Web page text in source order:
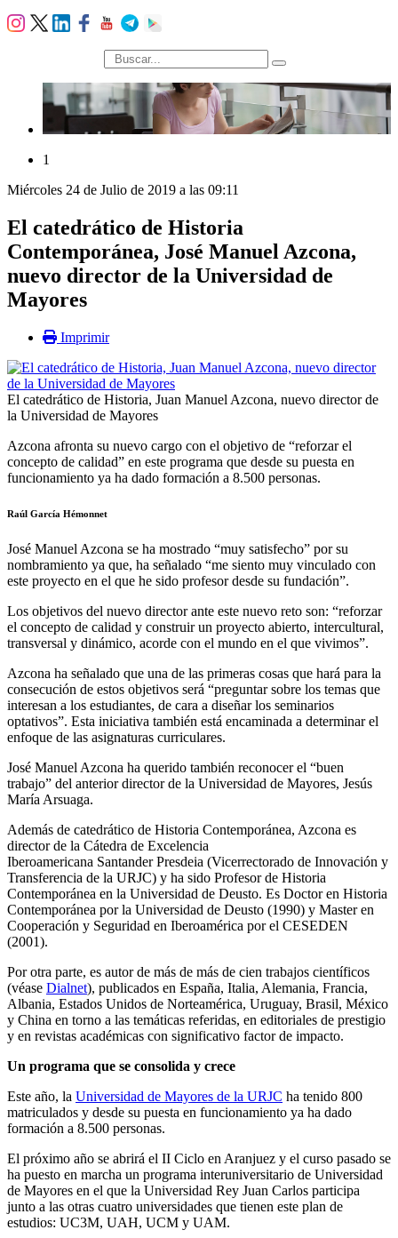
búsqueda
1
Miércoles 24 de Julio de 2019 a las 09:11
El catedrático de Historia
Contemporánea, José Manuel Azcona,
nuevo director de la Universidad de
Mayores
Imprimir
El catedrático de Historia, Juan Manuel Azcona, nuevo director de
la Universidad de Mayores
Azcona afronta su nuevo cargo con el objetivo de “reforzar el
concepto de calidad” en este programa que desde su puesta en
funcionamiento ya ha dado formación a 8.500 personas.
Raúl García Hémonnet
José Manuel Azcona se ha mostrado “muy satisfecho” por su
nombramiento ya que, ha señalado “me siento muy vinculado con
este proyecto en el que he sido profesor desde su fundación”.
Los objetivos del nuevo director ante este nuevo reto son: “reforzar
el concepto de calidad y construir un proyecto abierto, intercultural,
transversal y dinámico, acorde con el mundo en el que vivimos”.
Azcona ha señalado que una de las primeras cosas que hará para la
consecución de estos objetivos será “preguntar sobre los temas que
interesan a los estudiantes, de cara a diseñar los seminarios
optativos”. Esta iniciativa también está encaminada a determinar el
enfoque de las asignaturas curriculares.
José Manuel Azcona ha querido también reconocer el “buen
trabajo” del anterior director de la Universidad de Mayores, Jesús
María Arsuaga.
Además de catedrático de Historia Contemporánea, Azcona es
director de la Cátedra de Excelencia
Iberoamericana Santander Presdeia (Vicerrectorado de Innovación y
Transferencia de la URJC) y ha sido Profesor de Historia
Contemporánea en la Universidad de Deusto. Es Doctor en Historia
Contemporánea por la Universidad de Deusto (1990) y Master en
Cooperación y Seguridad en Iberoamérica por el CESEDEN
(2001).
Por otra parte, es autor de más de más de cien trabajos científicos
(véase Dialnet), publicados en España, Italia, Alemania, Francia,
Albania, Estados Unidos de Norteamérica, Uruguay, Brasil, México
y China en torno a las temáticas referidas, en editoriales de prestigio
y en revistas académicas con significativo factor de impacto.
Un programa que se consolida y crece
Este año, la Universidad de Mayores de la URJC ha tenido 800
matriculados y desde su puesta en funcionamiento ya ha dado
formación a 8.500 personas.
El próximo año se abrirá el II Ciclo en Aranjuez y el curso pasado se
ha puesto en marcha un programa interuniversitario de Universidad
de Mayores en el que la Universidad Rey Juan Carlos participa
junto a las otras cuatro universidades que tienen este plan de
estudios: UC3M, UAH, UCM y UAM.